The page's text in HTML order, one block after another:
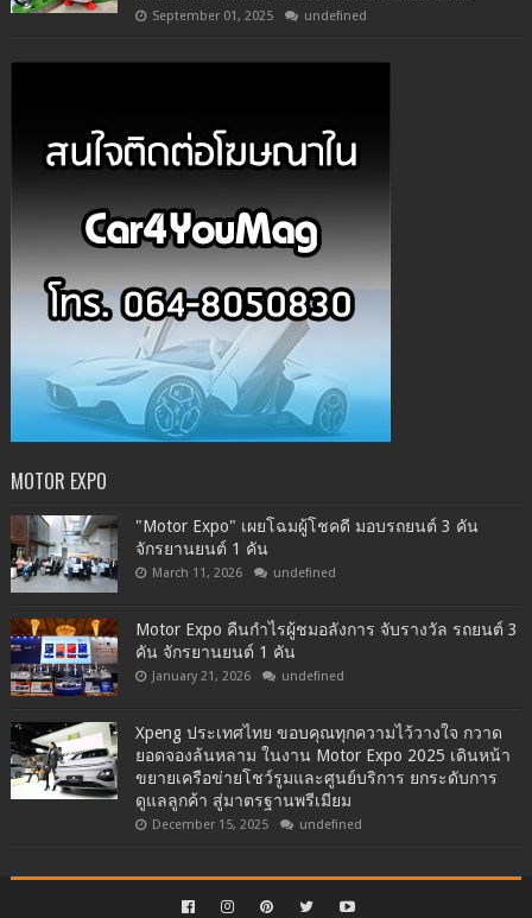
September 01, 2025 undefined
MOTOR EXPO
"Motor Expo" เผยโฉมผู้โชคดี มอบรถยนต์ 3 คัน
จักรยานยนต์ 1 คัน
March 11, 2026 undefined
Motor Expo คืนกำไรผู้ชมอลังการ จับรางวัล รถยนต์ 3
คัน จักรยานยนต์ 1 คัน
January 21, 2026 undefined
Xpeng ประเทศไทย ขอบคุณทุกความไว้วางใจ กวาด
ยอดจองล้นหลาม ในงาน Motor Expo 2025 เดินหน้า
ขยายเครือข่ายโชว์รูมและศูนย์บริการ ยกระดับการ
ดูแลลูกค้า สู่มาตรฐานพรีเมียม
December 15, 2025 undefined